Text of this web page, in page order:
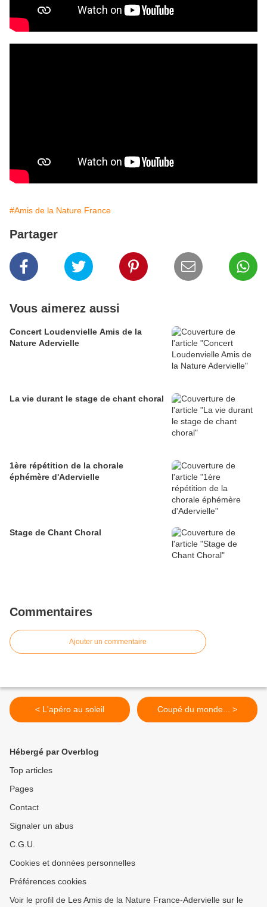
#Amis de la Nature France
Partager
Vous aimerez aussi
Concert Loudenvielle Amis de la
Nature Adervielle
La vie durant le stage de chant choral
1ère répétition de la chorale
éphémère d'Adervielle
Stage de Chant Choral
Commentaires
Ajouter un commentaire
< L'apéro au soleil Coupé du monde... >
Hébergé par Overblog
Top articles
Pages
Contact
Signaler un abus
C.G.U.
Cookies et données personnelles
Préférences cookies
Voir le profil de Les Amis de la Nature France-Adervielle sur le